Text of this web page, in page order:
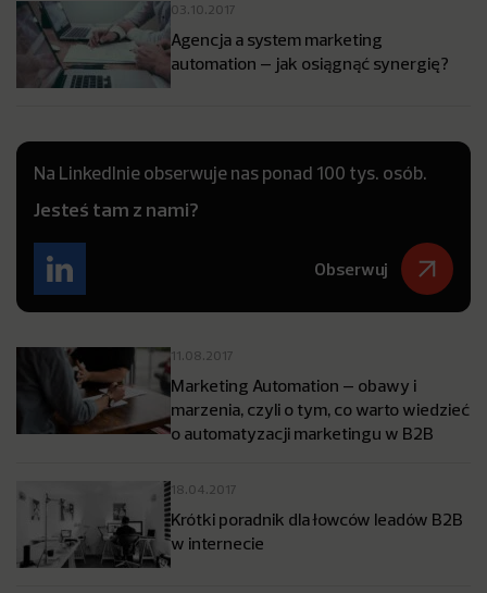
03.10.2017
Agencja a system marketing
automation – jak osiągnąć synergię?
Na LinkedInie obserwuje nas ponad 100 tys. osób.
Jesteś tam z nami?
Obserwuj
11.08.2017
Marketing Automation – obawy i
marzenia, czyli o tym, co warto wiedzieć
o automatyzacji marketingu w B2B
18.04.2017
Krótki poradnik dla łowców leadów B2B
w internecie